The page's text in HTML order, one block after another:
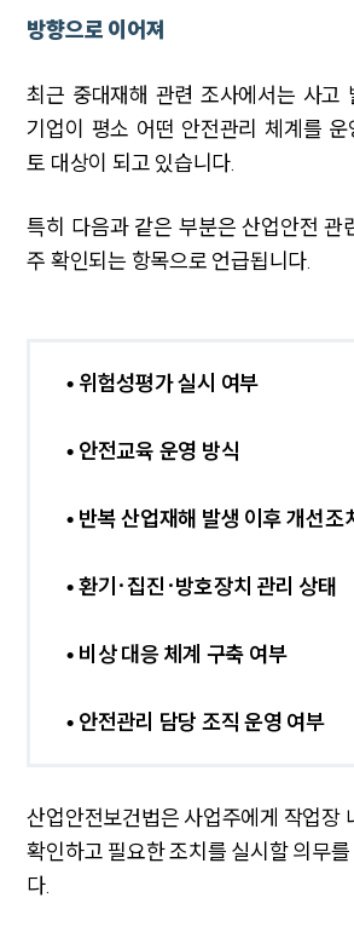
방향으로 이어져
최근 중대재해 관련 조사에서는 사고
기업이 평소 어떤 안전관리 체계를
토 대상이 되고 있습니다.
특히 다음과 같은 부분은 산업안전 관
주 확인되는 항목으로 언급됩니다.
• 위험성평가 실시 여부
• 안전교육 운영 방식
• 반복 산업재해 발생 이후 개선조
• 환기·집진·방호장치 관리 상태
• 비상 대응 체계 구축 여부
• 안전관리 담당 조직 운영 여부
산업안전보건법은 사업주에게 작업장
확인하고 필요한 조치를 실시할 의무
다.